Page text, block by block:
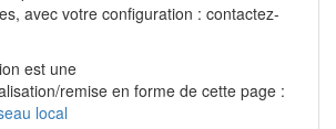
avec votre configuration : contactez-
est une
remise en forme de cette page :
local